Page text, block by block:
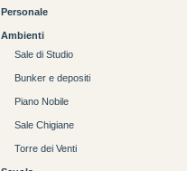
Personale
Ambienti
Sale di Studio
Bunker e depositi
Piano Nobile
Sale Chigiane
Torre dei Venti